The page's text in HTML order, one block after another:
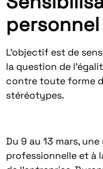
personnel
L’objectif est de
la question de
contre toute forme
stéréotypes.
Du 9 au 13 mars,
professionnelle et à